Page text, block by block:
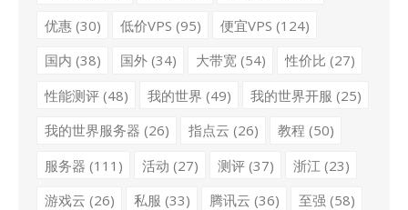
优惠(30) 低价VPS (95) 便宜VPS (124)
国内 (38) 国外(34) 大带宽(54) 性价比 (27)
性能测评(48) 我的世界 (49) 我的世界开服 (25)
我的世界服务器 (26) 指点云 (26) 教程 (50)
服务器 (111) 活动 (27) 测评(37) 浙江 (23)
游戏云 (26) 私服 (33) 腾讯云 (36) 至强 (58)